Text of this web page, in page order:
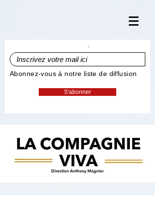
Abonnez-vous à notre liste de diffusion
S'abonner